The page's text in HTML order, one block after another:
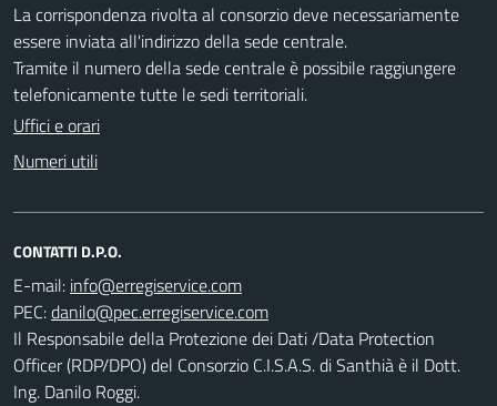
La corrispondenza rivolta al consorzio deve necessariamente
essere inviata all'indirizzo della sede centrale.
Tramite il numero della sede centrale è possibile raggiungere
telefonicamente tutte le sedi territoriali.
Uffici e orari
Numeri utili
CONTATTI D.P.O.
E-mail:
PEC:
Il Responsabile della Protezione dei Dati /Data Protection
Officer (RDP/DPO) del Consorzio C.I.S.A.S. di Santhià è il Dott.
Ing. Danilo Roggi.